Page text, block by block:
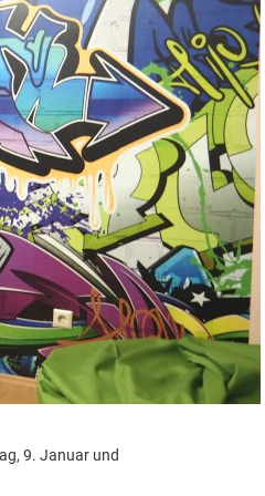
9. Januar und